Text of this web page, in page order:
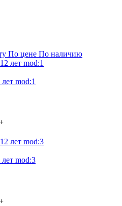
По цене По наличию
mod:1
mod:3